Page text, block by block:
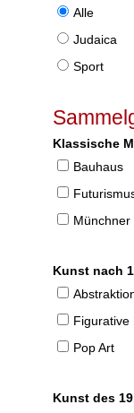
Alle
Judaica
Sport
Klassische
Bauhaus
Münchner
Kunst nach
Figurative
Pop Art
Kunst des